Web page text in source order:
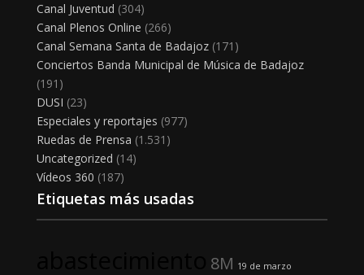
Canal Juventud (304)
Canal Plenos Online (266)
Canal Semana Santa de Badajoz(171)
Conciertos Banda Municipal de Música de Badajoz
(191)
DUSI (23)
Especiales y reportajes (977)
Ruedas de Prensa (1.531)
Uncategorized (14)
Vídeos 360 (187)
Etiquetas más usadas
8M 19 de marzo